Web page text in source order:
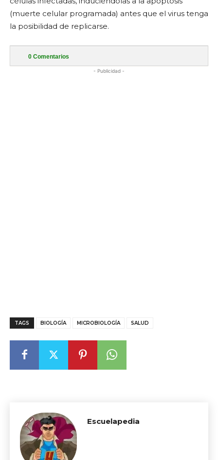
(muerte celular programada) antes que el virus tenga
la posibilidad de replicarse.
0 Comentarios
- Publicidad -
TAGS BIOLOGÍA MICROBIOLOGÍA SALUD
Escuelapedia